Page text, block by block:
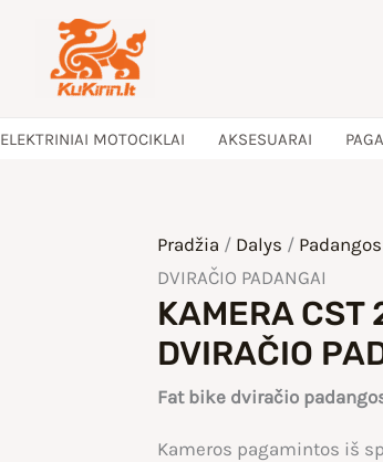
ELEKTRINIAI MOTOCIKLAI AKSESUARAI
Pradžia / Dalys / Padangos
DVIRAČIO PADANGAI
KAMERA
DVIRAČIO
Fat bike dviračio
Kameros pagamintos iš